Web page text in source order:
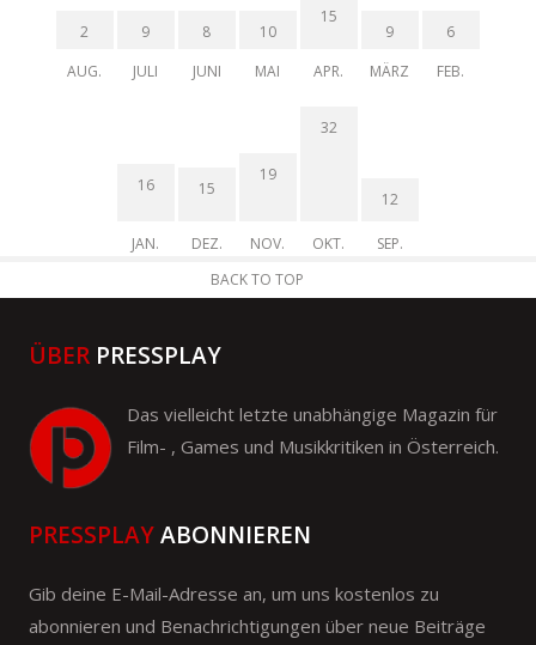
2
AUG.
9
JULI
8
JUNI
10
MAI
15
APR.
9
MÄRZ
6
FEB.
16
JAN.
15
DEZ.
19
NOV.
32
OKT.
12
SEP.
BACK TO TOP
ÜBER PRESSPLAY
Das vielleicht letzte unabhängige Magazin für
Film- , Games und Musikkritiken in Österreich.
PRESSPLAYABONNIEREN
Gib deine E-Mail-Adresse an, um uns kostenlos zu
abonnieren und Benachrichtigungen über neue Beiträge